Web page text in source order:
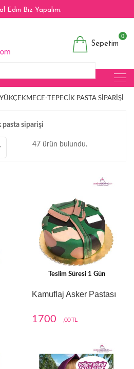
Edin Biz Yapalım.
Sepetim
0
TEPECIK PASTA SIPARIŞI
pasta siparişi
47 ürün bulundu.
Teslim Süresi 1 Gün
Kamuflaj Asker Pastası
1700 ,00 TL